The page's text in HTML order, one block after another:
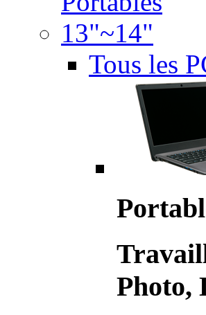
Tous les
Photo,